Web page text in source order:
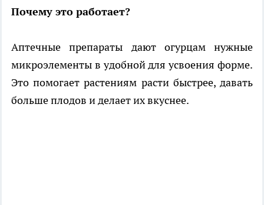
Почему это работает?
Аптечные препараты дают огурцам нужные
микроэлементы в удобной для усвоения форме.
Это помогает растениям расти быстрее, давать
больше плодов и делает их вкуснее.